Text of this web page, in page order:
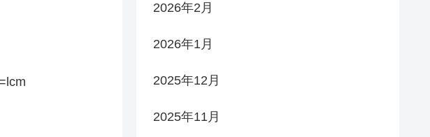
2026年2月
2026年1月
2025年12月
2025年11月